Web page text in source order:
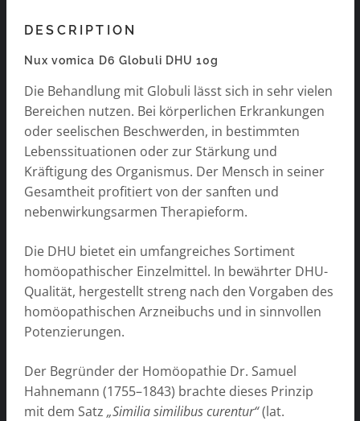
DESCRIPTION
Nux vomica D6 Globuli DHU 10g
Die Behandlung mit Globuli lässt sich in sehr vielen
Bereichen nutzen. Bei körperlichen Erkrankungen
oder seelischen Beschwerden, in bestimmten
Lebenssituationen oder zur Stärkung und
Kräftigung des Organismus. Der Mensch in seiner
Gesamtheit profitiert von der sanften und
nebenwirkungsarmen Therapieform.
Die DHU bietet ein umfangreiches Sortiment
homöopathischer Einzelmittel. In bewährter DHU-
Qualität, hergestellt streng nach den Vorgaben des
homöopathischen Arzneibuchs und in sinnvollen
Potenzierungen.
Der Begründer der Homöopathie Dr. Samuel
Hahnemann (1755–1843) brachte dieses Prinzip
mit dem Satz „Similia similibus curentur“(lat.